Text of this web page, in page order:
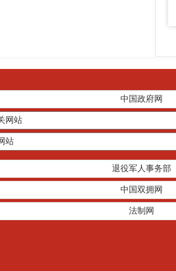
中国政府网
退役军人事务部
中国双拥网
法制网